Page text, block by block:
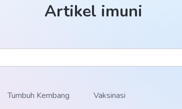
Artikel imuni
Tumbuh Kembang Vaksinasi